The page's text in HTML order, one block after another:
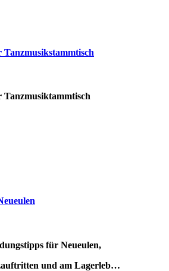
Tanzmusiktammtisch
für Neueulen,
und am Lagerleb…